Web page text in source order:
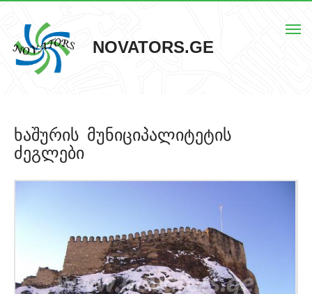
NOVATORS.GE
ჩვენს შესახებ
ხაშურის მუნიციპალიტეტის
ძეგლები